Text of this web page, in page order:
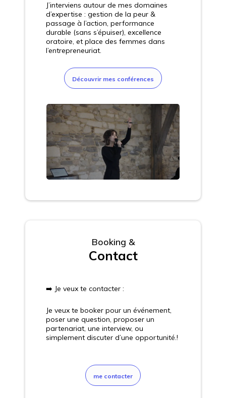
J’interviens autour de mes domaines
d’expertise : gestion de la peur &
passage à l’action, performance
durable (sans s’épuiser), excellence
oratoire, et place des femmes dans
l’entrepreneuriat.
Découvrir mes conférences
Booking &
Contact
➡️ Je veux te contacter :
Je veux te booker pour un événement,
poser une question, proposer un
partenariat, une interview, ou
simplement discuter d’une opportunité.!
me contacter